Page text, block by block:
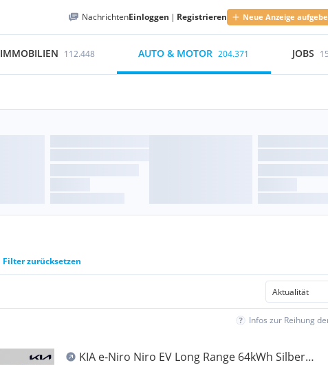
NachrichtenEinloggen | Registrieren Neue Anzeige
IMMOBILIEN 112.448 AUTO & MOTOR 204.371 JOBS
Filter zurücksetzen
Infos zur Reihung
KIA e-Niro Niro EV Long Range 64kWh Silber